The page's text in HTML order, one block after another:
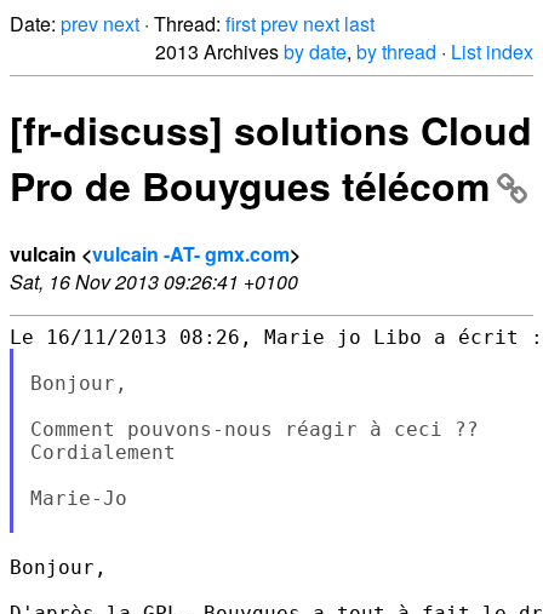
Date: prev next · Thread: firstprev next last
2013 Archivesby date, by thread · List index
[fr-discuss] solutions Cloud
Pro de Bouygues télécom
vulcain <vulcain -AT- gmx.com>
Sat, 16 Nov 2013 09:26:41 +0100
Bonjour,
Comment pouvons-nous réagir à ceci ??
Cordialement
Marie-Jo
Bonjour,